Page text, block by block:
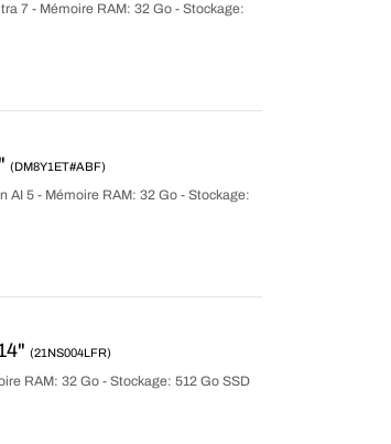
7 - Mémoire RAM: 32 Go - Stockage:
(DM8Y1ET#ABF)
AI 5 - Mémoire RAM: 32 Go - Stockage:
(21NS004LFR)
RAM: 32 Go - Stockage: 512 Go SSD